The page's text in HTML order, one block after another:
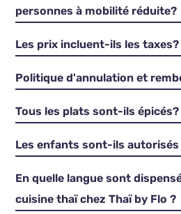
personnes à mobilité réduite?
Les prix incluent-ils les taxes?
Politique d'annulation et
Tous les plats sont-ils épicés?
Les enfants sont-ils autorisés
En quelle langue sont
cuisine thaï chez Thaï by Flo ?